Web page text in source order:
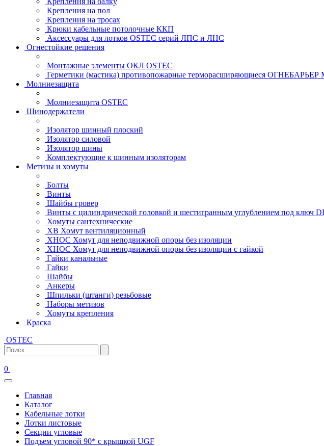
Крепления на пол
Крепления на тросах
Крюки кабельные потолочные ККП
Аксессуары для лотков OSTEC серий ЛПС и ЛНС
Огнестойкие решения
Монтажные элементы ОКЛ OSTEC
Герметики (мастика) противопожарные терморасширяющиеся
Молниезащита
Молниезащита OSTEC
Шинодержатели
Изолятор шинный плоский
Изолятор силовой
Изолятор шины
Комплектующие к шинным изоляторам
Метизы и хомуты
Болты
Винты
Шайбы гровер
Винты с цилиндрической головкой и шестигранным углублением под ключ
Хомуты сантехнические
ХВ Хомут вентиляционный
ХНОС Хомут для неподвижной опоры без изоляции
ХНОС Хомут для неподвижной опоры без изоляции с гайкой
Гайки канальные
Гайки
Шайбы
Анкеры
Шпильки (штанги) резьбовые
Наборы метизов
Хомуты крепления
Краска
OSTEC
0
Главная
Каталог
Кабельные лотки
Лотки листовые
Секции угловые
Подъем угловой 90* с крышкой UGF